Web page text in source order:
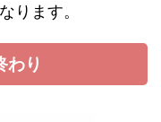
ります。
わり